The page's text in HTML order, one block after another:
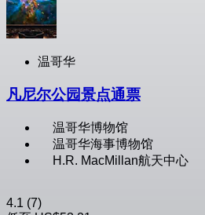
温哥华
凡尼尔公园景点通票
温哥华博物馆
温哥华海事博物馆
H.R. MacMillan航天中心
4.1 (7)